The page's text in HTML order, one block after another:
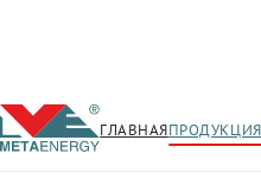
ГЛАВНАЯПРОДУКЦИЯ
← Продукция/ТОКОПРОВОД